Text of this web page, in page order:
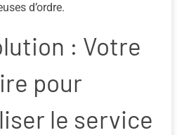
d’ordre.
: Votre
pour
le service